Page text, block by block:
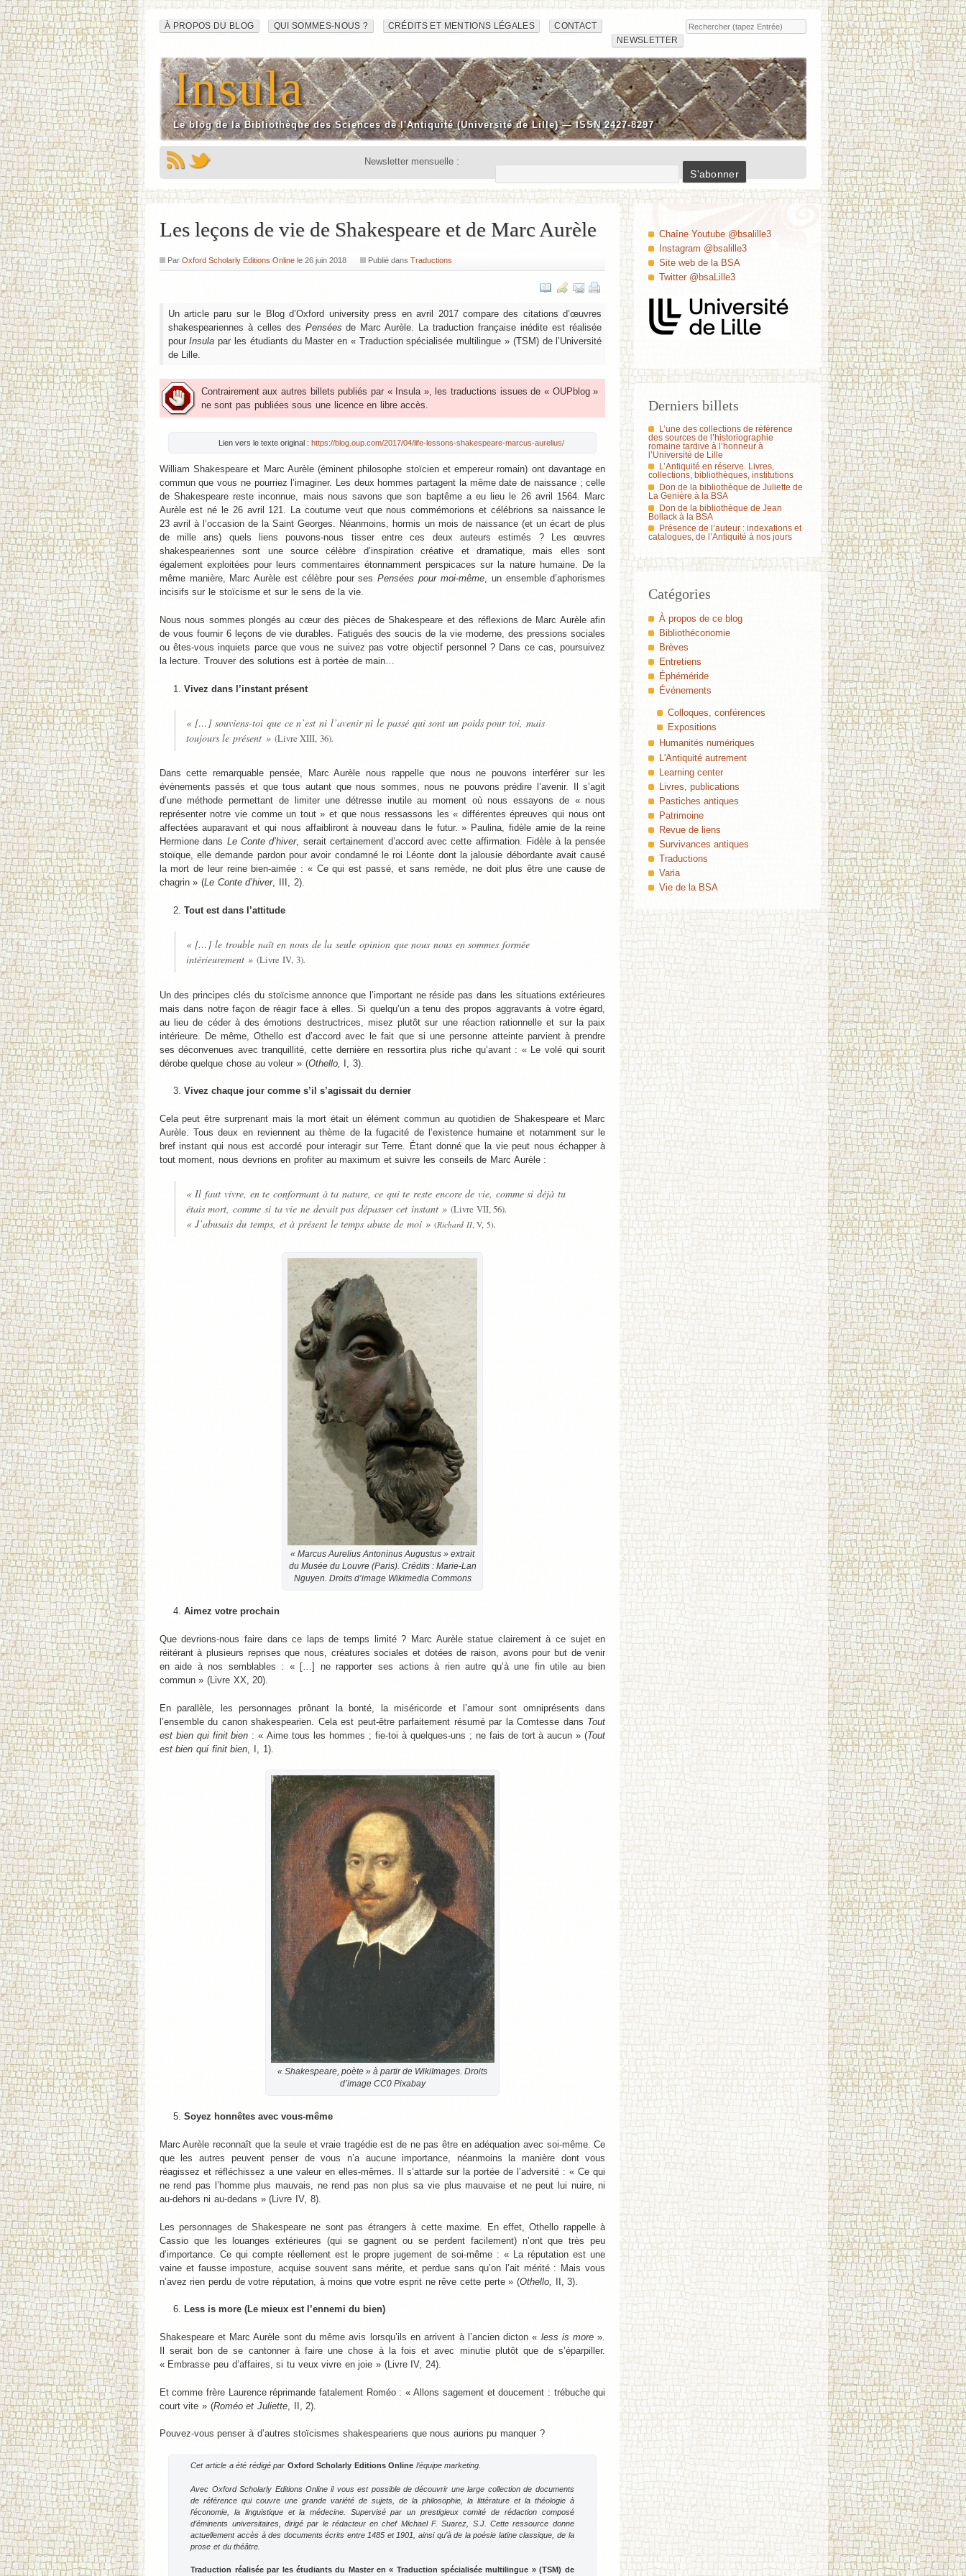
Rechercher
Navigation
du
site
Aller
À PROPOS DU BLOG QUI SOMMES-NOUS ? CRÉDITS ET MENTIONS LÉGALES
CONTACT
NEWSLETTER
Insula
Le blog de la Bibliothèque des Sciences de l'Antiquité (Université de Lille) — ISSN 2427-8297
Newsletter mensuelle :
Les leçons de vie de Shakespeare et de Marc Aurèle
Par Oxford Scholarly Editions Onlinele 26 juin 2018 Publié dansTraductions
Un article paru sur le Blog d’Oxford university press en avril 2017 compare des citations d’œuvres
shakespeariennes à celles des Pensées de Marc Aurèle. La traduction française inédite est réalisée
pourInsula par les étudiants du Master en « Traduction spécialisée multilingue » (TSM) de l’Université
de Lille.
Contrairement aux autres billets publiés par « Insula », les traductions issues de « OUPblog »
ne sont pas publiées sous une licence en libre accès.
Lien vers le texte original : https://blog.oup.com/2017/04/life-lessons-shakespeare-marcus-aurelius/
William Shakespeare et Marc Aurèle (éminent philosophe stoïcien et empereur romain) ont davantage en
commun que vous ne pourriez l’imaginer. Les deux hommes partagent la même date de naissance ; celle
de Shakespeare reste inconnue, mais nous savons que son baptême a eu lieu le 26 avril 1564. Marc
Aurèle est né le 26 avril 121. La coutume veut que nous commémorions et célébrions sa naissance le
23 avril à l’occasion de la Saint Georges. Néanmoins, hormis un mois de naissance (et un écart de plus
de mille ans) quels liens pouvons-nous tisser entre ces deux auteurs estimés ? Les œuvres
shakespeariennes sont une source célèbre d’inspiration créative et dramatique, mais elles sont
également exploitées pour leurs commentaires étonnamment perspicaces sur la nature humaine. De la
même manière, Marc Aurèle est célèbre pour sesPensées pour moi-même, un ensemble d’aphorismes
incisifs sur le stoïcisme et sur le sens de la vie.
Nous nous sommes plongés au cœur des pièces de Shakespeare et des réflexions de Marc Aurèle afin
de vous fournir 6 leçons de vie durables. Fatigués des soucis de la vie moderne, des pressions sociales
ou êtes-vous inquiets parce que vous ne suivez pas votre objectif personnel ? Dans ce cas, poursuivez
la lecture. Trouver des solutions est à portée de main…
Vivez dans l’instant présent
« […] souviens-toi que ce n’est ni l’avenir ni le passé qui sont un poids pour toi, mais
toujours le présent » (Livre XIII, 36).
Dans cette remarquable pensée, Marc Aurèle nous rappelle que nous ne pouvons interférer sur les
évènements passés et que tous autant que nous sommes, nous ne pouvons prédire l’avenir. Il s’agit
d’une méthode permettant de limiter une détresse inutile au moment où nous essayons de « nous
représenter notre vie comme un tout » et que nous ressassons les « différentes épreuves qui nous ont
affectées auparavant et qui nous affaibliront à nouveau dans le futur. » Paulina, fidèle amie de la reine
Hermione dans Le Conte d’hiver, serait certainement d’accord avec cette affirmation. Fidèle à la pensée
stoïque, elle demande pardon pour avoir condamné le roi Léonte dont la jalousie débordante avait causé
la mort de leur reine bien-aimée : « Ce qui est passé, et sans remède, ne doit plus être une cause de
chagrin » (Le Conte d’hiver, III, 2).
Tout est dans l’attitude
« […] le trouble naît en nous de la seule opinion que nous nous en sommes formée
intérieurement »(Livre IV, 3).
Un des principes clés du stoïcisme annonce que l’important ne réside pas dans les situations extérieures
mais dans notre façon de réagir face à elles. Si quelqu’un a tenu des propos aggravants à votre égard,
au lieu de céder à des émotions destructrices, misez plutôt sur une réaction rationnelle et sur la paix
intérieure. De même, Othello est d’accord avec le fait que si une personne atteinte parvient à prendre
ses déconvenues avec tranquillité, cette dernière en ressortira plus riche qu’avant : « Le volé qui sourit
dérobe quelque chose au voleur » (Othello, I, 3).
Vivez chaque jour comme s’il s’agissait du dernier
Cela peut être surprenant mais la mort était un élément commun au quotidien de Shakespeare et Marc
Aurèle. Tous deux en reviennent au thème de la fugacité de l’existence humaine et notamment sur le
bref instant qui nous est accordé pour interagir sur Terre. Étant donné que la vie peut nous échapper à
tout moment, nous devrions en profiter au maximum et suivre les conseils de Marc Aurèle :
« Il faut vivre, en te conformant à ta nature, ce qui te reste encore de vie, comme si déjà tu
étais mort, comme si ta vie ne devait pas dépasser cet instant » (Livre VII, 56).
« J’abusais du temps, et à présent le temps abuse de moi » (Richard II, V, 5).
« Marcus Aurelius Antoninus Augustus » extrait
du Musée du Louvre (Paris). Crédits : Marie-Lan
Nguyen. Droits d’image Wikimedia Commons
Aimez votre prochain
Que devrions-nous faire dans ce laps de temps limité ? Marc Aurèle statue clairement à ce sujet en
réitérant à plusieurs reprises que nous, créatures sociales et dotées de raison, avons pour but de venir
en aide à nos semblables : « […] ne rapporter ses actions à rien autre qu’à une fin utile au bien
commun » (Livre XX, 20).
En parallèle, les personnages prônant la bonté, la miséricorde et l’amour sont omniprésents dans
l’ensemble du canon shakespearien. Cela est peut-être parfaitement résumé par la Comtesse dans Tout
est bien qui finit bien : « Aime tous les hommes ; fie-toi à quelques-uns ; ne fais de tort à aucun » (Tout
est bien qui finit bien , I, 1).
« Shakespeare, poète » à partir de WikiImages. Droits
d’image CC0 Pixabay
Soyez honnêtes avec vous-même
Marc Aurèle reconnaît que la seule et vraie tragédie est de ne pas être en adéquation avec soi-même. Ce
que les autres peuvent penser de vous n’a aucune importance, néanmoins la manière dont vous
réagissez et réfléchissez a une valeur en elles-mêmes. Il s’attarde sur la portée de l’adversité : « Ce qui
ne rend pas l’homme plus mauvais, ne rend pas non plus sa vie plus mauvaise et ne peut lui nuire, ni
au-dehors ni au-dedans » (Livre IV, 8).
Les personnages de Shakespeare ne sont pas étrangers à cette maxime. En effet, Othello rappelle à
Cassio que les louanges extérieures (qui se gagnent ou se perdent facilement) n’ont que très peu
d’importance. Ce qui compte réellement est le propre jugement de soi-même : « La réputation est une
vaine et fausse imposture, acquise souvent sans mérite, et perdue sans qu’on l’ait mérité : Mais vous
n’avez rien perdu de votre réputation, à moins que votre esprit ne rêve cette perte » (Othello, II, 3).
Less is more (Le mieux est l’ennemi du bien)
Shakespeare et Marc Aurèle sont du même avis lorsqu’ils en arrivent à l’ancien dicton « less is more ».
Il serait bon de se cantonner à faire une chose à la fois et avec minutie plutôt que de s’éparpiller.
« Embrasse peu d’affaires, si tu veux vivre en joie » (Livre IV, 24).
Et comme frère Laurence réprimande fatalement Roméo : « Allons sagement et doucement : trébuche qui
court vite » (Roméo et Juliette, II, 2).
Pouvez-vous penser à d’autres stoïcismes shakespeariens que nous aurions pu manquer ?
Cet article a été rédigé par Oxford Scholarly Editions Online l’équipe marketing.
Avec Oxford Scholarly Editions Online il vous est possible de découvrir une large collection de documents
de référence qui couvre une grande variété de sujets, de la philosophie, la littérature et la théologie à
l’économie, la linguistique et la médecine. Supervisé par un prestigieux comité de rédaction composé
d’éminents universitaires, dirigé par le rédacteur en chef Michael F. Suarez, S.J. Cette ressource donne
actuellement accès à des documents écrits entre 1485 et 1901, ainsi qu’à de la poésie latine classique, de la
prose et du théâtre.
Traduction réalisée par les étudiants du Master en « Traduction spécialisée multilingue » (TSM) de
Chaîne Youtube @bsalille3
Instagram @bsalille3
Site web de la BSA
Twitter @bsaLille3
Derniers billets
L’une des collections de référence
des sources de l’historiographie
romaine tardive à l’honneur à
l’Université de Lille
L’Antiquité en réserve. Livres,
collections, bibliothèques, institutions
Don de la bibliothèque de Juliette de
La Genière à la BSA
Don de la bibliothèque de Jean
Bollack à la BSA
Présence de l’auteur : indexations et
catalogues, de l’Antiquité à nos jours
Catégories
À propos de ce blog
Bibliothéconomie
Brèves
Entretiens
Éphéméride
Événements
Colloques, conférences
Expositions
Humanités numériques
L'Antiquité autrement
Learning center
Livres, publications
Pastiches antiques
Patrimoine
Revue de liens
Survivances antiques
Traductions
Varia
Vie de la BSA